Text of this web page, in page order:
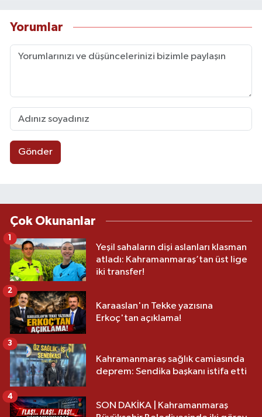
Yorumlar
Gönder
Çok Okunanlar
Yeşil sahaların dişi aslanları klasman
atladı: Kahramanmaraş’tan üst lige
iki transfer!
1
Karaaslan'ın Tekke yazısına
Erkoç'tan açıklama!
2
Kahramanmaraş sağlık camiasında
deprem: Sendika başkanı istifa etti
3
SON DAKİKA | Kahramanmaraş
4